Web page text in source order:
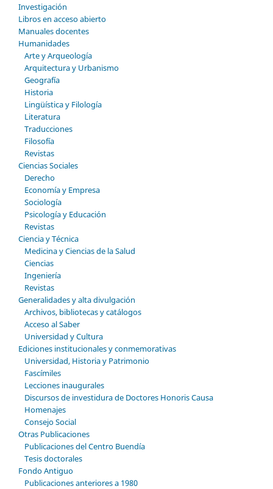
Investigación
Libros en acceso abierto
Manuales docentes
Humanidades
Arte y Arqueología
Arquitectura y Urbanismo
Geografía
Historia
Lingüística y Filología
Literatura
Traducciones
Filosofía
Revistas
Ciencias Sociales
Derecho
Economía y Empresa
Sociología
Psicología y Educación
Revistas
Ciencia y Técnica
Medicina y Ciencias de la Salud
Ciencias
Ingeniería
Revistas
Generalidades y alta divulgación
Archivos, bibliotecas y catálogos
Acceso al Saber
Universidad y Cultura
Ediciones institucionales y conmemorativas
Universidad, Historia y Patrimonio
Fascímiles
Lecciones inaugurales
Discursos de investidura de Doctores Honoris Causa
Homenajes
Consejo Social
Otras Publicaciones
Publicaciones del Centro Buendía
Tesis doctorales
Fondo Antiguo
Publicaciones anteriores a 1980